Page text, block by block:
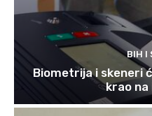
BIH I
Biometrija i skeneri
krao na